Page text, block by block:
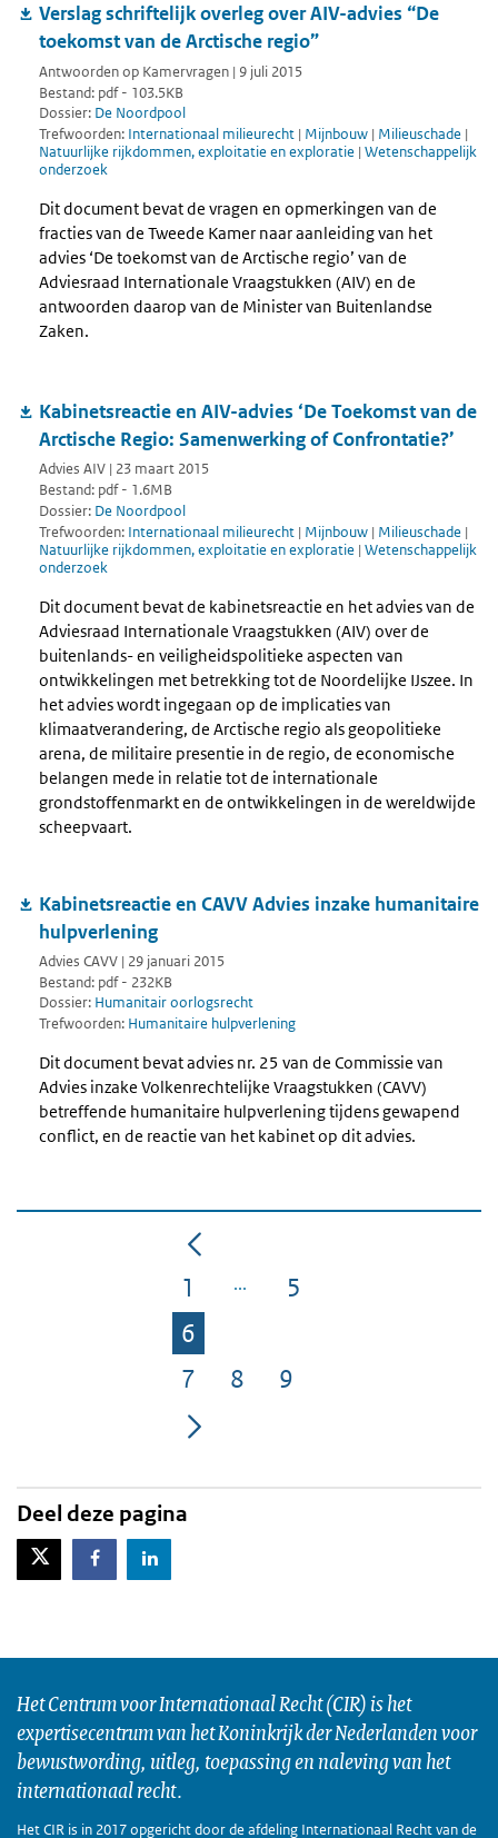
Verslag schriftelijk overleg over AIV-advies “De
toekomst van de Arctische regio”
Antwoorden op Kamervragen | 9 juli 2015
Bestand: pdf - 103.5KB
Dossier: De Noordpool
Trefwoorden: Internationaal milieurecht | Mijnbouw | Milieuschade |
Natuurlijke rijkdommen, exploitatie en exploratie | Wetenschappelijk
onderzoek
Dit document bevat de vragen en opmerkingen van de
fracties van de Tweede Kamer naar aanleiding van het
advies ‘De toekomst van de Arctische regio’ van de
Adviesraad Internationale Vraagstukken (AIV) en de
antwoorden daarop van de Minister van Buitenlandse
Zaken.
Kabinetsreactie en AIV-advies ‘De Toekomst van de
Arctische Regio: Samenwerking of Confrontatie?’
Advies AIV | 23 maart 2015
Bestand: pdf - 1.6MB
Dossier: De Noordpool
Trefwoorden: Internationaal milieurecht | Mijnbouw | Milieuschade |
Natuurlijke rijkdommen, exploitatie en exploratie | Wetenschappelijk
onderzoek
Dit document bevat de kabinetsreactie en het advies van de
Adviesraad Internationale Vraagstukken (AIV) over de
buitenlands- en veiligheidspolitieke aspecten van
ontwikkelingen met betrekking tot de Noordelijke IJszee. In
het advies wordt ingegaan op de implicaties van
klimaatverandering, de Arctische regio als geopolitieke
arena, de militaire presentie in de regio, de economische
belangen mede in relatie tot de internationale
grondstoffenmarkt en de ontwikkelingen in de wereldwijde
scheepvaart.
Kabinetsreactie en CAVV Advies inzake humanitaire
hulpverlening
Advies CAVV | 29 januari 2015
Bestand: pdf - 232KB
Dossier: Humanitair oorlogsrecht
Trefwoorden: Humanitaire hulpverlening
Dit document bevat advies nr. 25 van de Commissie van
Advies inzake Volkenrechtelijke Vraagstukken (CAVV)
betreffende humanitaire hulpverlening tijdens gewapend
conflict, en de reactie van het kabinet op dit advies.
Pagina
1 Pagina
5
Pagina
6
Pagina
7 Pagina
8 Pagina
9
Deel deze pagina
X-TwitterFacebookLinkedIn
Het Centrum voor Internationaal Recht (CIR) is het
expertisecentrum van het Koninkrijk der Nederlanden voor
bewustwording, uitleg, toepassing en naleving van het
internationaal recht.
Het CIR is in 2017 opgericht door de afdeling Internationaal Recht van de